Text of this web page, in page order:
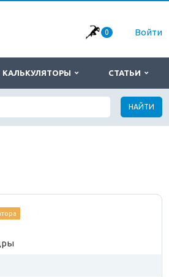
0 Войти
КАЛЬКУЛЯТОРЫ СТАТЬИ
НАЙТИ